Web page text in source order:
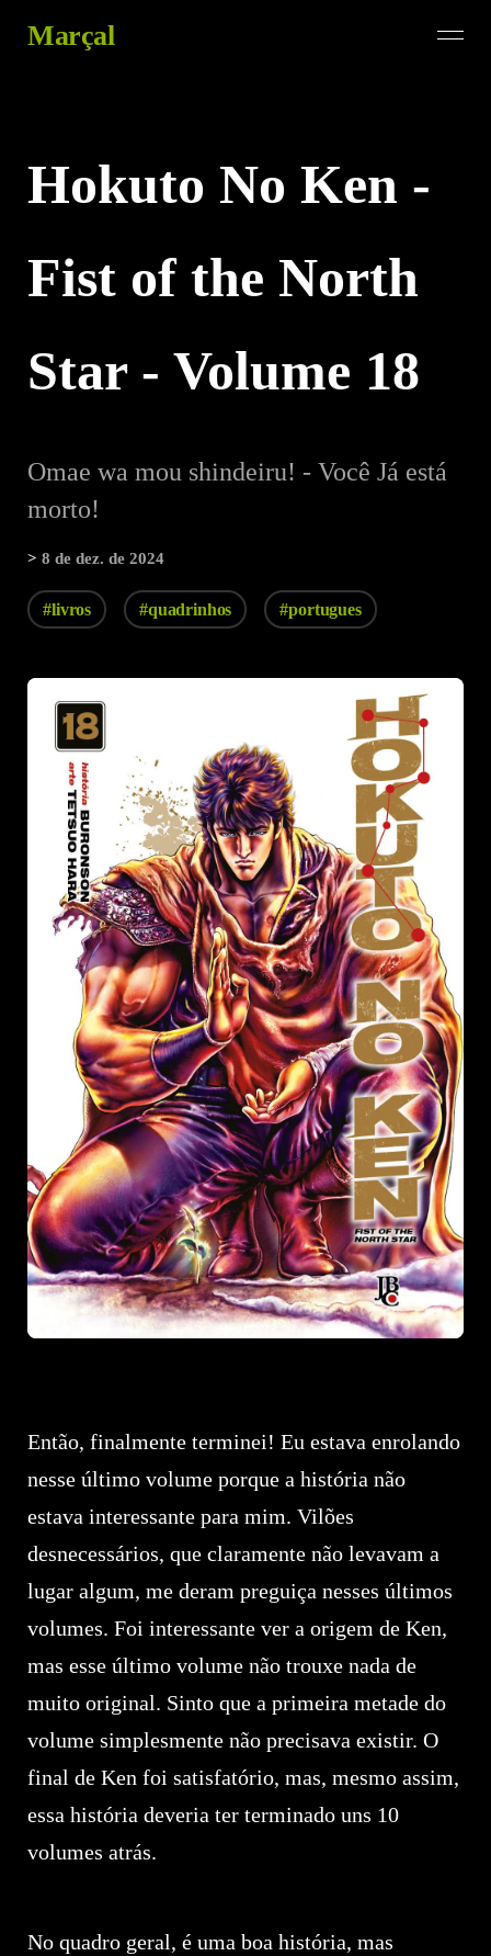
Marçal
Hokuto No Ken -
Fist of the North
Star - Volume 18
Omae wa mou shindeiru! - Você Já está
morto!
>8 de dez. de 2024
#livros #quadrinhos #portugues
Então, finalmente terminei! Eu estava enrolando
nesse último volume porque a história não
estava interessante para mim. Vilões
desnecessários, que claramente não levavam a
lugar algum, me deram preguiça nesses últimos
volumes. Foi interessante ver a origem de Ken,
mas esse último volume não trouxe nada de
muito original. Sinto que a primeira metade do
volume simplesmente não precisava existir. O
final de Ken foi satisfatório, mas, mesmo assim,
essa história deveria ter terminado uns 10
volumes atrás.
No quadro geral, é uma boa história, mas